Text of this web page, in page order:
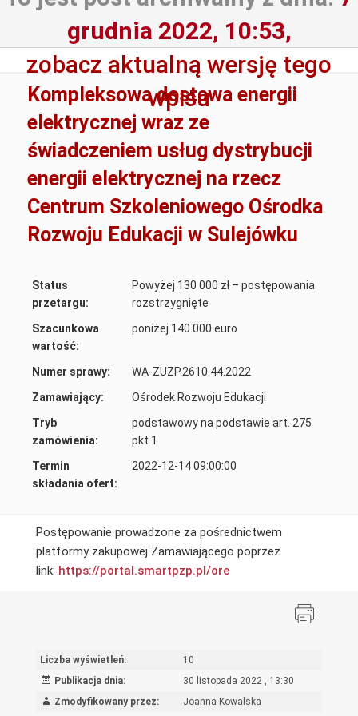
grudnia 2022, 10:53,
zobacz aktualną wersję tego
wpisu
Kompleksowa dostawa energii
elektrycznej wraz ze
świadczeniem usług dystrybucji
energii elektrycznej na rzecz
Centrum Szkoleniowego Ośrodka
Rozwoju Edukacji w Sulejówku
Status
przetargu:
Powyżej 130 000 zł – postępowania
rozstrzygnięte
Szacunkowa
wartość:
poniżej 140.000 euro
Numer sprawy:
WA-ZUZP.2610.44.2022
Zamawiający:
Ośrodek Rozwoju Edukacji
Tryb
zamówienia:
podstawowy na podstawie art. 275
pkt 1
Termin
składania ofert:
2022-12-14 09:00:00
Postępowanie prowadzone za pośrednictwem
platformy zakupowej Zamawiającego poprzez
link: https://portal.smartpzp.pl/ore
Liczba wyświetleń:
10
Publikacja dnia:
30 listopada 2022 , 13:30
Zmodyfikowany przez:
Joanna Kowalska